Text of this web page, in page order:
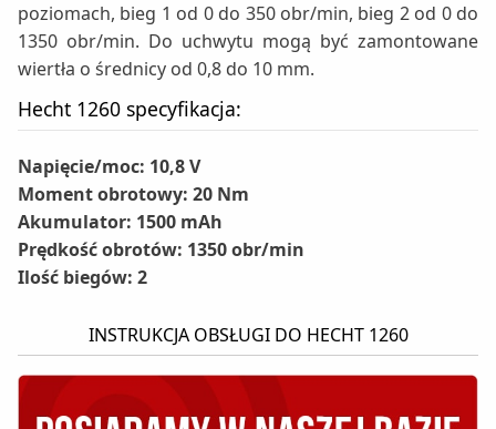
poziomach, bieg 1 od 0 do 350 obr/min, bieg 2 od 0 do
1350 obr/min. Do uchwytu mogą być zamontowane
wiertła o średnicy od 0,8 do 10 mm.
Hecht 1260 specyfikacja:
Napięcie/moc: 10,8 V
Moment obrotowy: 20 Nm
Akumulator: 1500 mAh
Prędkość obrotów: 1350 obr/min
Ilość biegów: 2
INSTRUKCJA OBSŁUGI DO HECHT 1260